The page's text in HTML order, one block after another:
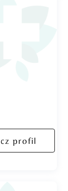
profil